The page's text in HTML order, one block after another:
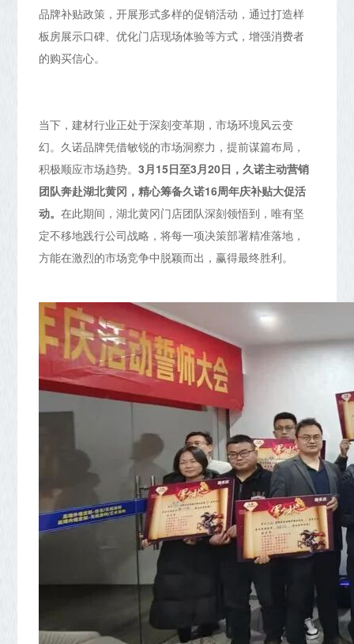
品牌补贴政策，开展形式多样的促销活动，通过打造样
板房展示口碑、优化门店现场体验等方式，增强消费者
的购买信心。
当下，建材行业正处于深刻变革期，市场环境风云变
幻。久诺品牌凭借敏锐的市场洞察力，提前谋篇布局，
积极顺应市场趋势。3月15日至3月20日，久诺主动营销
团队奔赴湖北黄冈，精心筹备久诺16周年庆补贴大促活
动。在此期间，湖北黄冈门店团队深刻领悟到，唯有坚
定不移地践行公司战略，将每一项决策部署精准落地，
方能在激烈的市场竞争中脱颖而出，赢得最终胜利。